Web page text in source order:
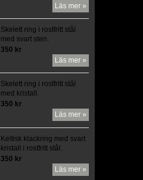
Läs mer »
Skelett ring i rostfritt stål
med svart sten.
350 kr
Läs mer »
Skelett ring i rostfritt stål
med kristall.
350 kr
Läs mer »
Keltisk klackring med svart
kristall i rostfritt stål.
350 kr
Läs mer »